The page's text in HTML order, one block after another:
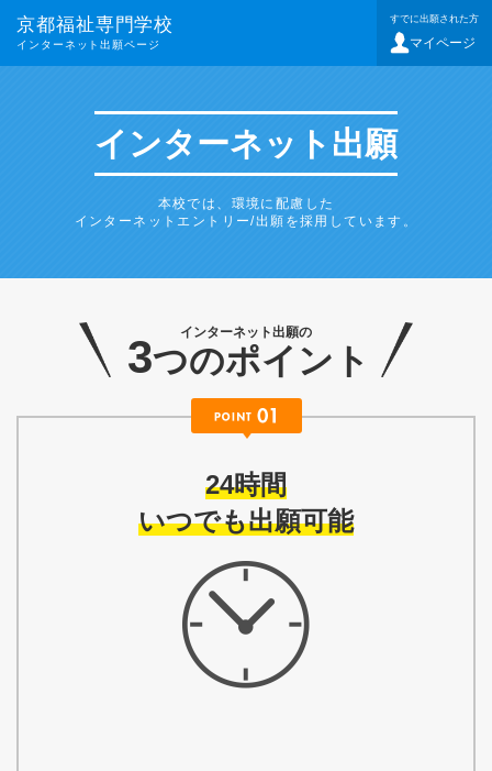
京都福祉専門学校
インターネット出願ページ
すでに出願された方
マイページ
インターネット出願
本校では、環境に配慮した
インターネットエントリー/出願を採用しています。
インターネット出願の
3つのポイント
24時間
いつでも出願可能